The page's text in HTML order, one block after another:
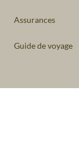
Assurances
Guide de voyage